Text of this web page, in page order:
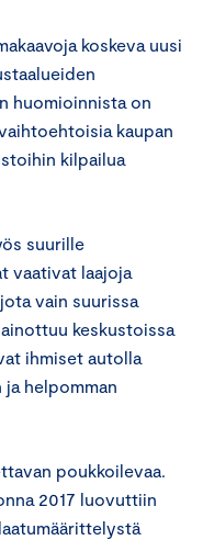
koskeva uusi
huomioinnista on
kaupan
kilpailua
suurille
vaativat laajoja
vain suurissa
keskustoissa
ihmiset autolla
ja helpomman
poukkoilevaa.
2017 luovuttiin